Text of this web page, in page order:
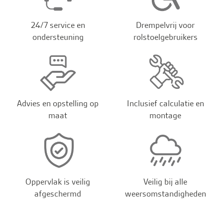
24/7 service en
ondersteuning
Drempelvrij voor
rolstoelgebruikers
Advies en opstelling op
maat
Inclusief calculatie en
montage
Oppervlak is veilig
afgeschermd
Veilig bij alle
weersomstandigheden